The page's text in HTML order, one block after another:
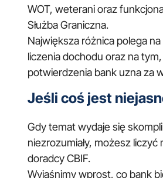
WOT, weterani oraz
Służba Graniczna.
Największa różnica polega
liczenia dochodu oraz na tym,
potwierdzenia bank uzna za
Jeśli coś jest
Gdy temat wydaje się
niezrozumiały, możesz liczyć
doradcy CBIF.
Wyjaśnimy wprost, co bank